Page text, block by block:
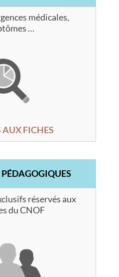
médicales,
…
FICHES
PÉDAGOGIQUES
réservés aux
du CNOF